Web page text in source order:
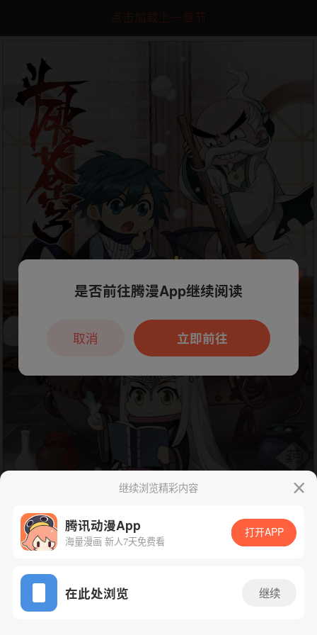
点击加载上一章节
App免费看
下一话
继续浏览精彩内容
腾讯动漫App
海量漫画 新人7天免费看
打开APP
在此处浏览 继续
本章节仅支持App阅读，可打开App新用
户7天免费看
是否前往腾漫App继续阅读
立即前往
取消